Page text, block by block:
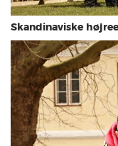
Skandinaviske